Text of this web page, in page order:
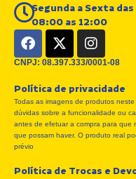
Segunda a Sexta
08:00 as 12:00
F
a
c
b
o
o
k
X
-
t
i
t
t
e
I
n
s
a
g
r
a
CNPJ: 08.397.333/0001-08
Política de privacidade
Todas as imagens de produtos
dúvidas sobre a funcionalidade ou
antes de efetuar a compra para que
que possam haver. O produto real
prévio
Política de Trocas e